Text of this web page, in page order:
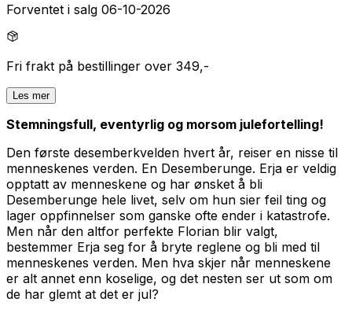
Forventet i salg 06-10-2026
Fri frakt på bestillinger over 349,-
Les mer
Stemningsfull, eventyrlig og morsom julefortelling!
Den første desemberkvelden hvert år, reiser en nisse til
menneskenes verden. En Desemberunge. Erja er veldig
opptatt av menneskene og har ønsket å bli
Desemberunge hele livet, selv om hun sier feil ting og
lager oppfinnelser som ganske ofte ender i katastrofe.
Men når den altfor perfekte Florian blir valgt,
bestemmer Erja seg for å bryte reglene og bli med til
menneskenes verden. Men hva skjer når menneskene
er alt annet enn koselige, og det nesten ser ut som om
de har glemt at det er jul?